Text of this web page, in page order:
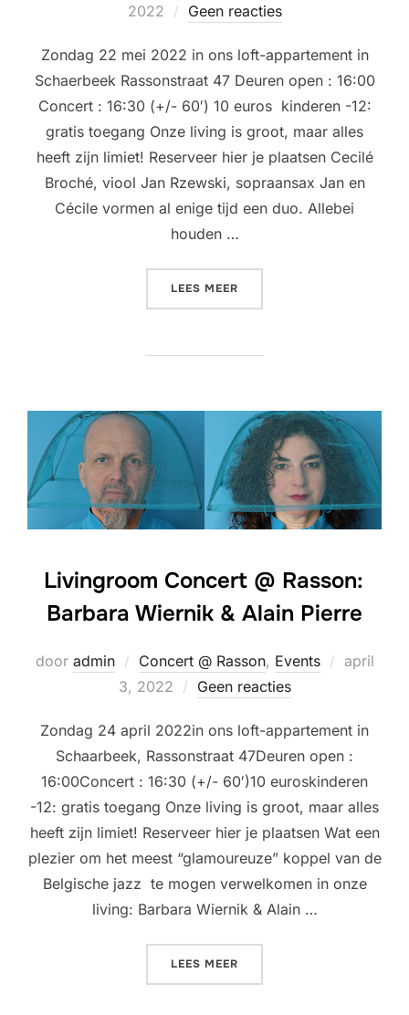
2022
Geen reacties
Zondag 22 mei 2022 in ons loft-appartement in
Schaerbeek Rassonstraat 47 Deuren open : 16:00
Concert : 16:30 (+/- 60′) 10 euros kinderen -12:
gratis toegang Onze living is groot, maar alles
heeft zijn limiet! Reserveer hier je plaatsen Cecilé
Broché, viool Jan Rzewski, sopraansax Jan en
Cécile vormen al enige tijd een duo. Allebei
houden …
LEES MEER
Livingroom Concert @ Rasson:
Barbara Wiernik & Alain Pierre
door admin Concert @ Rasson, Events
Geplaatst
april
3, 2022
Geen reacties
Zondag 24 april 2022in ons loft-appartement in
Schaarbeek, Rassonstraat 47Deuren open :
16:00Concert : 16:30 (+/- 60′)10 euroskinderen
-12: gratis toegang Onze living is groot, maar alles
heeft zijn limiet! Reserveer hier je plaatsen Wat een
plezier om het meest “glamoureuze” koppel van de
Belgische jazz te mogen verwelkomen in onze
living: Barbara Wiernik & Alain …
LEES MEER